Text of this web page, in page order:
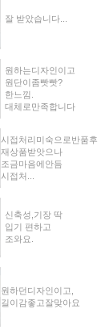
잘 받았습니다...
원하는디자인이고
원단이좀빳빳?
한느낌.
대체로만족합니다
시접처리미숙으로반품후
재상품받앗으나
조금마음에안듬
시접처...
신축성,기장 딱
입기 편하고
조와요.
원하던디자인이고,
길이감좋고잘맞아요